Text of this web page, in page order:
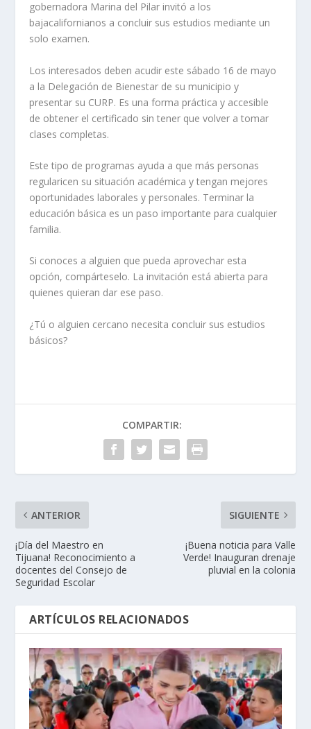
gobernadora Marina del Pilar invitó a los
bajacalifornianos a concluir sus estudios mediante un
solo examen.
Los interesados deben acudir este sábado 16 de mayo
a la Delegación de Bienestar de su municipio y
presentar su CURP. Es una forma práctica y accesible
de obtener el certificado sin tener que volver a tomar
clases completas.
Este tipo de programas ayuda a que más personas
regularicen su situación académica y tengan mejores
oportunidades laborales y personales. Terminar la
educación básica es un paso importante para cualquier
familia.
Si conoces a alguien que pueda aprovechar esta
opción, compárteselo. La invitación está abierta para
quienes quieran dar ese paso.
¿Tú o alguien cercano necesita concluir sus estudios
básicos?
COMPARTIR:
ANTERIOR
¡Día del Maestro en
Tijuana! Reconocimiento a
docentes del Consejo de
Seguridad Escolar
SIGUIENTE
¡Buena noticia para Valle
Verde! Inauguran drenaje
pluvial en la colonia
ARTÍCULOS RELACIONADOS